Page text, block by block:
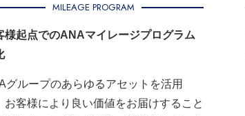
MILEAGE PROGRAM
様起点でのANAマイレージプログラム
グループのあらゆるアセットを活用
お客様により良い価値をお届けすること